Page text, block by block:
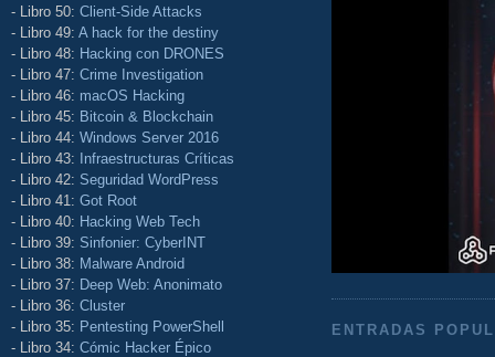
- Libro 50: Client-Side Attacks
- Libro 49: A hack for the destiny
- Libro 48: Hacking con DRONES
- Libro 47: Crime Investigation
- Libro 46: macOS Hacking
- Libro 45: Bitcoin & Blockchain
- Libro 44: Windows Server 2016
- Libro 43: Infraestructuras Críticas
- Libro 42: Seguridad WordPress
- Libro 41: Got Root
- Libro 40: Hacking Web Tech
- Libro 39: Sinfonier: CyberINT
- Libro 38: Malware Android
- Libro 37: Deep Web: Anonimato
- Libro 36: Cluster
- Libro 35: Pentesting PowerShell
- Libro 34: Cómic Hacker Épico
ENTRADAS